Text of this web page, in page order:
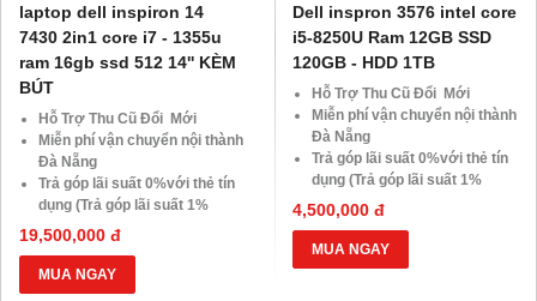
laptop dell inspiron 14
7430 2in1 core i7 - 1355u
ram 16gb ssd 512 14'' KÈM
BÚT
Hỗ Trợ Thu Cũ Đổi Mới
Miễn phí vận chuyển nội thành
Đà Nẵng
Trả góp lãi suất 0%với thẻ tín
dụng (Trả góp lãi suất 1%
HDsaison - chỉ cần CMND
BLX hoặc hộ khẩu gốc )
Giảm 20%khi nâng cấp Ram-
SSD
19,500,000 đ
MUA NGAY
Dell inspron 3576 intel core
i5-8250U Ram 12GB SSD
120GB - HDD 1TB
Hỗ Trợ Thu Cũ Đổi Mới
Miễn phí vận chuyển nội thành
Đà Nẵng
Trả góp lãi suất 0%với thẻ tín
dụng (Trả góp lãi suất 1%
HDsaison - chỉ cần CMND
BLX hoặc hộ khẩu gốc )
Giảm 20%khi nâng cấp Ram-
SSD
4,500,000 đ
MUA NGAY